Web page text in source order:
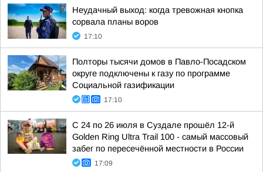
Неудачный выход: когда тревожная кнопка
сорвала планы воров
17:10
Полторы тысячи домов в Павло-Посадском
округе подключены к газу по программе
Социальной газификации
17:10
С 24 по 26 июля в Суздале прошёл 12-й
Golden Ring Ultra Trail 100 - самый массовый
забег по пересечённой местности в России
17:09